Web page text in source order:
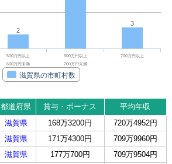
2
3
滋賀県の市町村数
500万円以上
600万円未満
600万円以上
700万円未満
700万円以上
都道府県 賞与・ボーナス
平均年収
滋賀県 168万3200円
720万4952円
滋賀県 171万4300円
709万9960円
滋賀県 177万700円
709万9504円